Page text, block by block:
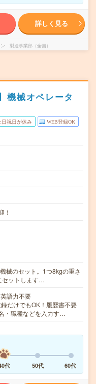
詳しく見る
製造事業部（全国）
機械オペレータ
日祝日が休み WEB登録OK
！
械のセット。1つ8kgの重さ
セットします…
語力不要
だけでもOK！履歴書不要
・職種などを入力す…
代 50代 60代